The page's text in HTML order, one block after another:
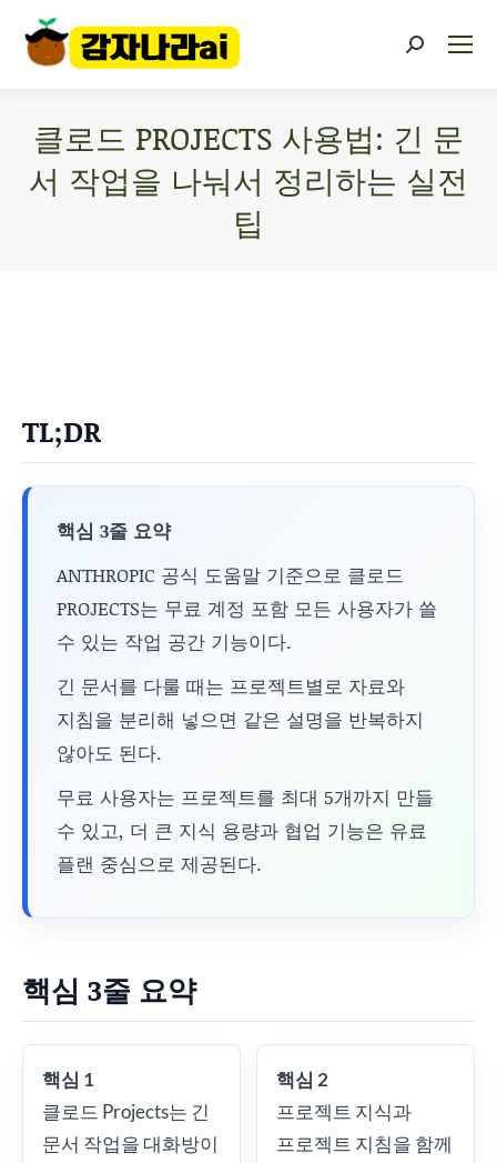
클로드 PROJECTS 사용법: 긴 문
서 작업을 나눠서 정리하는 실전
팁
TL;DR
핵심 3줄 요약
ANTHROPIC 공식 도움말 기준으로 클로드
PROJECTS는 무료 계정 포함 모든 사용자가 쓸
수 있는 작업 공간 기능이다.
긴 문서를 다룰 때는 프로젝트별로 자료와
지침을 분리해 넣으면 같은 설명을 반복하지
않아도 된다.
무료 사용자는 프로젝트를 최대 5개까지 만들
수 있고, 더 큰 지식 용량과 협업 기능은 유료
플랜 중심으로 제공된다.
핵심 3줄 요약
핵심 1
클로드 Projects는 긴
문서 작업을 대화방이
핵심 2
프로젝트 지식과
프로젝트 지침을 함께